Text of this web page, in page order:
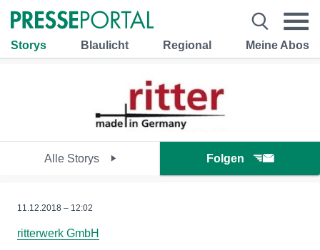
Storys Blaulicht Regional Meine Abos
Alle Storys Folgen
11.12.2018 – 12:02
ritterwerk GmbH